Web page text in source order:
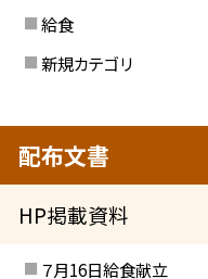
給食
新規カテゴリ
配布文書
HP掲載資料
７月16日給食献立 ・